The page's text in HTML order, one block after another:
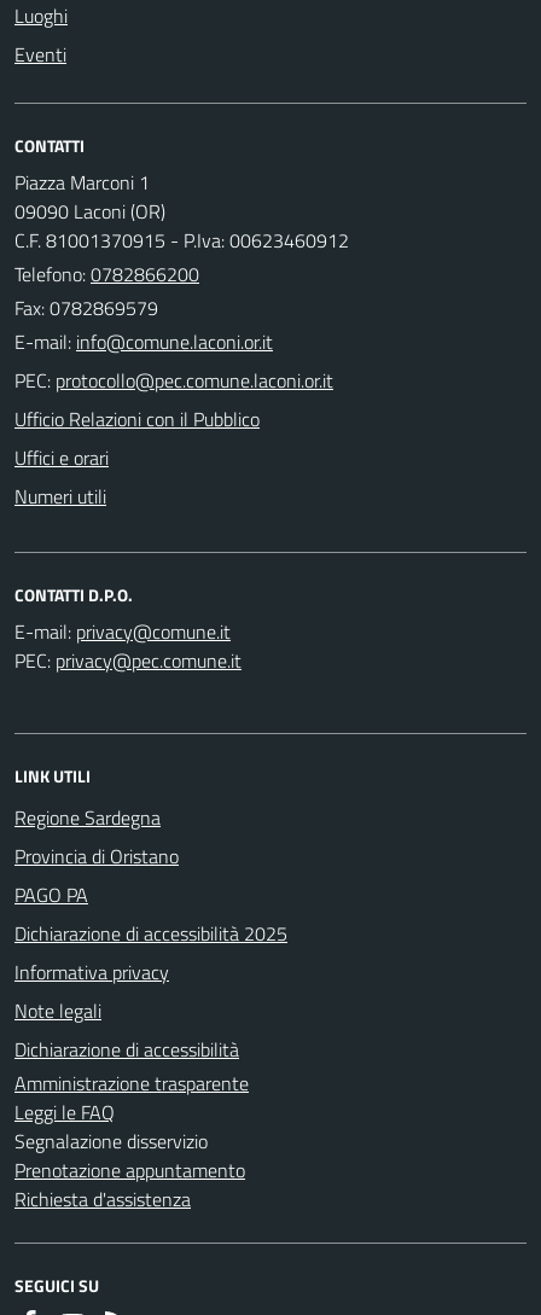
Luoghi
Eventi
CONTATTI
Piazza Marconi 1
09090 Laconi (OR)
C.F. 81001370915 - P.Iva: 00623460912
Telefono:0782866200
Fax: 0782869579
E-mail:
PEC:
Ufficio Relazioni con il Pubblico
Uffici e orari
Numeri utili
CONTATTI D.P.O.
E-mail:
PEC:
LINK UTILI
Regione Sardegna
Provincia di Oristano
PAGO PA
Dichiarazione di accessibilità 2025
Informativa privacy
Note legali
Dichiarazione di accessibilità
Amministrazione trasparente
Leggi le FAQ
Segnalazione disservizio
Prenotazione appuntamento
Richiesta d'assistenza
SEGUICI SU